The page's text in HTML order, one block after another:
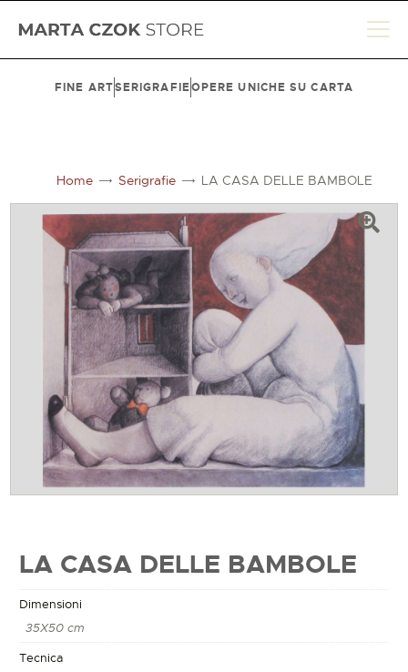
FINE ARTSERIGRAFIEOPERE UNICHE SU CARTA
BIOGRAFIA
LE SEDI
CONTATTI
CARRELLO
ACCOUNT
ENGLISH
Home Serigrafie LA CASA DELLE BAMBOLE
LA CASA DELLE BAMBOLE
Dimensioni
35X50 cm
Tecnica